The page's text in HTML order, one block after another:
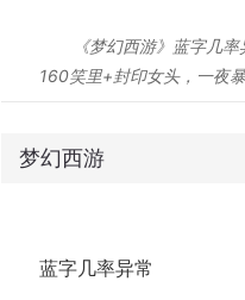
《梦幻西游》蓝字几
160笑里+封印女头，一夜
梦幻西游
蓝字几率异常